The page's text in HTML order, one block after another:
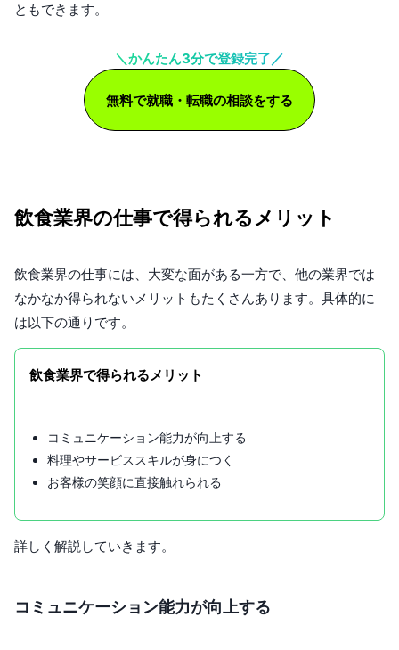
ともできます。
＼かんたん3分で登録完了／
無料で就職・転職の相談をする
飲食業界の仕事で得られるメリット
飲食業界の仕事には、大変な面がある一方で、他の業界では
なかなか得られないメリットもたくさんあります。具体的に
は以下の通りです。
飲食業界で得られるメリット
コミュニケーション能力が向上する
料理やサービススキルが身につく
お客様の笑顔に直接触れられる
詳しく解説していきます。
コミュニケーション能力が向上する